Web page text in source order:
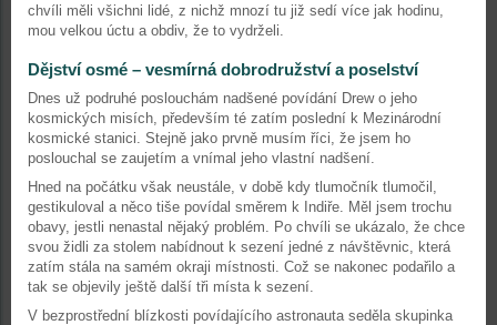
chvíli měli všichni lidé, z nichž mnozí tu již sedí více jak hodinu,
mou velkou úctu a obdiv, že to vydrželi.
Dějství osmé – vesmírná dobrodružství a poselství
Dnes už podruhé poslouchám nadšené povídání Drew o jeho
kosmických misích, především té zatím poslední k Mezinárodní
kosmické stanici. Stejně jako prvně musím říci, že jsem ho
poslouchal se zaujetím a vnímal jeho vlastní nadšení.
Hned na počátku však neustále, v době kdy tlumočník tlumočil,
gestikuloval a něco tiše povídal směrem k Indiře. Měl jsem trochu
obavy, jestli nenastal nějaký problém. Po chvíli se ukázalo, že chce
svou židli za stolem nabídnout k sezení jedné z návštěvnic, která
zatím stála na samém okraji místnosti. Což se nakonec podařilo a
tak se objevily ještě další tři místa k sezení.
V bezprostřední blízkosti povídajícího astronauta seděla skupinka